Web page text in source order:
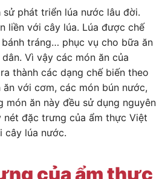
phát triển lúa nước lâu đời.
liền với cây lúa. Lúa được chế
tráng… phục vụ cho bữa ăn
Vì vậy các món ăn của
thành các dạng chế biến theo
ăn với cơm, các món bún nước,
món ăn này đều sử dụng nguyên
nét đặc trưng của ẩm thực Việt
cây lúa nước.
của ẩm thực